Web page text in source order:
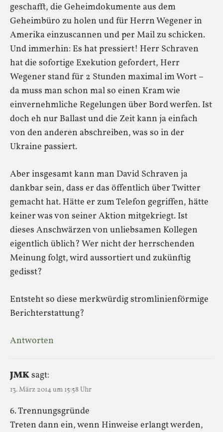
geschafft, die Geheimdokumente aus dem
Geheimbüro zu holen und für Herrn Wegener in
Amerika einzuscannen und per Mail zu schicken.
Und immerhin: Es hat pressiert! Herr Schraven
hat die sofortige Exekution gefordert, Herr
Wegener stand für 2 Stunden maximal im Wort –
da muss man schon mal so einen Kram wie
einvernehmliche Regelungen über Bord werfen. Ist
doch eh nur Ballast und die Zeit kann ja einfach
von den anderen abschreiben, was so in der
Ukraine passiert.
Aber insgesamt kann man David Schraven ja
dankbar sein, dass er das öffentlich über Twitter
gemacht hat. Hätte er zum Telefon gegriffen, hätte
keiner was von seiner Aktion mitgekriegt. Ist
dieses Anschwärzen von unliebsamen Kollegen
eigentlich üblich? Wer nicht der herrschenden
Meinung folgt, wird aussortiert und zukünftig
gedisst?
Entsteht so diese merkwürdig stromlinienförmige
Berichterstattung?
Antworten
JMKsagt:
13. März 2014 um 15:58 Uhr
6. Trennungsgründe
Treten dann ein, wenn Hinweise erlangt werden,